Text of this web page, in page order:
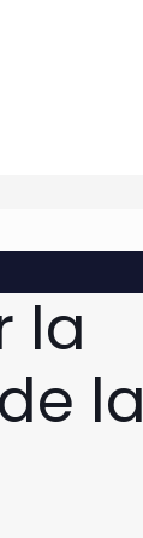
la
la